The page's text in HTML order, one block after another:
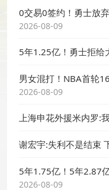
0交易0签约！勇士放
2026-08-09
5年1.25亿！勇士拒给
男女混打！NBA首轮
2026-08-09
上海申花外援米内罗:
谢宏宇:失利不是结束
5年1.75亿！5年2.87
2026-08-09